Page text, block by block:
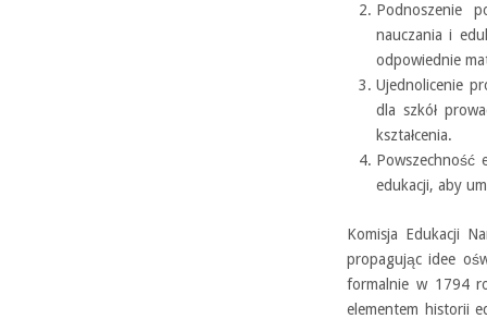
Podnoszenie
nauczania i
odpowiednie
Ujednolicenie
dla szkół
kształcenia.
Powszechność
edukacji, aby
Komisja Edukacji
propagując idee
formalnie w 1794
elementem historii